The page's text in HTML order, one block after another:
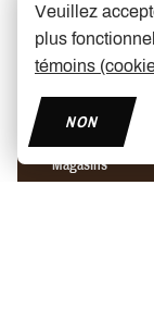
Conditions
Envois & retours
A PROPOS DE
Notre histoire
Magasins
Veuillez
plus
témoins
NON